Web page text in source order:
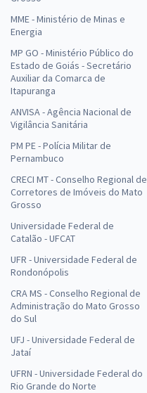
MME - Ministério de Minas e
Energia
MP GO - Ministério Público do
Estado de Goiás - Secretário
Auxiliar da Comarca de
Itapuranga
ANVISA - Agência Nacional de
Vigilância Sanitária
PM PE - Polícia Militar de
Pernambuco
CRECI MT - Conselho Regional de
Corretores de Imóveis do Mato
Grosso
Universidade Federal de
Catalão - UFCAT
UFR - Universidade Federal de
Rondonópolis
CRA MS - Conselho Regional de
Administração do Mato Grosso
do Sul
UFJ - Universidade Federal de
Jataí
UFRN - Universidade Federal do
Rio Grande do Norte